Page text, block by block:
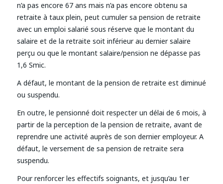
n’a pas encore 67 ans mais n’a pas encore obtenu sa
retraite à taux plein, peut cumuler sa pension de retraite
avec un emploi salarié sous réserve que le montant du
salaire et de la retraite soit inférieur au dernier salaire
perçu ou que le montant salaire/pension ne dépasse pas
1,6 Smic.
A défaut, le montant de la pension de retraite est diminué
ou suspendu.
En outre, le pensionné doit respecter un délai de 6 mois, à
partir de la perception de la pension de retraite, avant de
reprendre une activité auprès de son dernier employeur. A
défaut, le versement de sa pension de retraite sera
suspendu.
Pour renforcer les effectifs soignants, et jusqu’au 1er